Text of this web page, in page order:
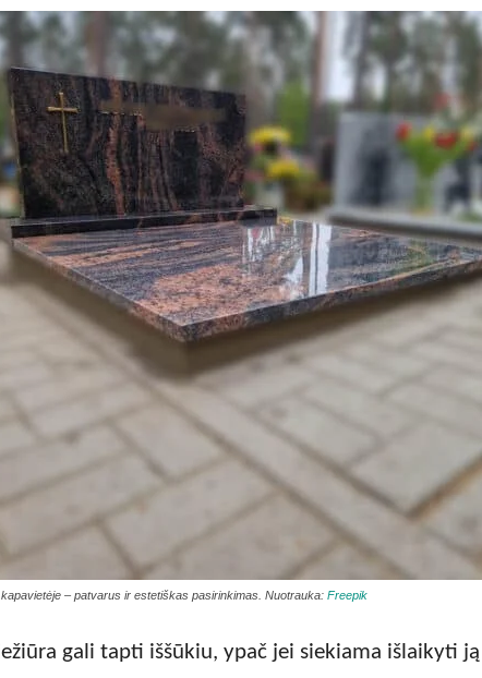
– patvarus ir estetiškas pasirinkimas. Nuotrauka: Freepik
gali tapti iššūkiu, ypač jei siekiama išlaikyti ją